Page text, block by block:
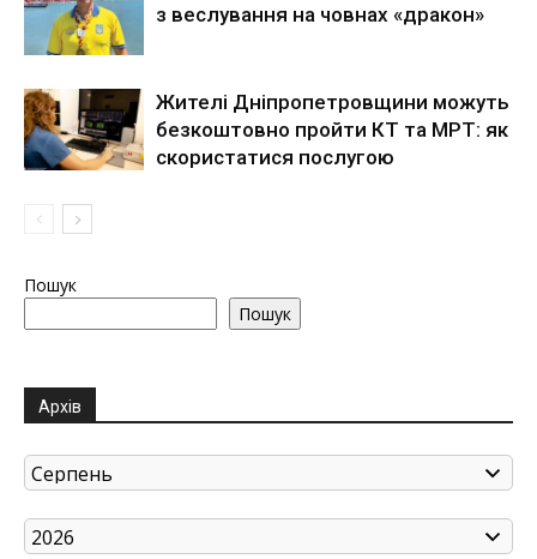
з веслування на човнах «дракон»
Жителі Дніпропетровщини можуть
безкоштовно пройти КТ та МРТ: як
скористатися послугою
Пошук
Пошук
Архів